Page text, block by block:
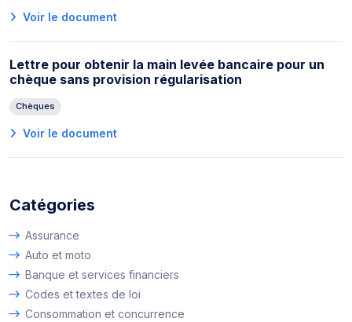
Voir le document
Lettre pour obtenir la main levée bancaire pour un
chèque sans provision régularisation
Chèques
Voir le document
Catégories
Assurance
Auto et moto
Banque et services financiers
Codes et textes de loi
Consommation et concurrence